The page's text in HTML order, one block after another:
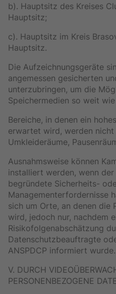
b). Hauptsitz des Kreises
Hauptsitz;
c). Hauptsitz im Kreis
Hauptsitz.
Die Aufzeichnungsgeräte
angemessen gesicherten
unterzubringen, um die
Speichermedien so weit
Bereiche, in denen ein
erwartet wird, werden
Umkleideräume,
Ausnahmsweise können
installiert werden, wenn
begründete Sicherheits-
Managementerfordernisse
sich um Orte, an denen die
wird, jedoch nur, nachdem
Risikofolgenabschätzung
Datenschutzbeauftragte
ANSPDCP informiert wurde.
V. DURCH
PERSONENBEZOGENE